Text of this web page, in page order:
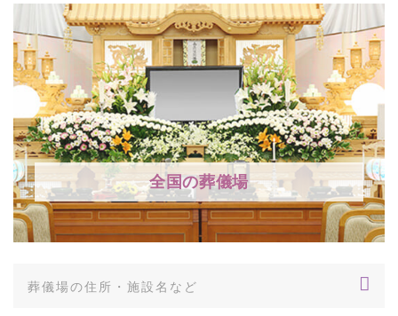
全国の葬儀場